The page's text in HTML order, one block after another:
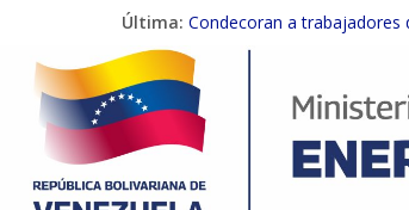
Última: Termocarabobo recupera
Condecoran a
Gobierno Nacional
Inspeccionan trabajos de
Gobierno Nacional activa